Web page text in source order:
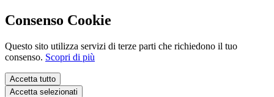
Consenso Cookie
Questo sito utilizza servizi di terze parti che richiedono il tuo
consenso. Scopri di più
Accetta tutto
Accetta selezionati